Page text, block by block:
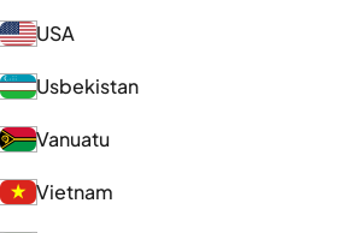
USA
Usbekistan
Vanuatu
Vietnam